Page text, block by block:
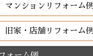
マンションリフォーム例
旧家・店舗リフォーム例